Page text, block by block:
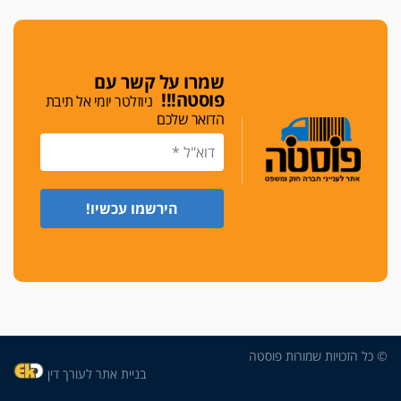
בימ"ש מחוזי: החלטת עמית בכר לדחות מינוי מנכ"ל
חדש ללשכה אינה סבירה
משפחה ופוליטיקה
עו"ד גלעד מנשה ויאיר בכורו חגגו בר מצווה, שרי
דורשים הגנה וביטחון"
שמרו על קשר עם
פוסטה!!! ניוזלטר יומי אל תיבת
הדואר שלכם
© כל הזכויות שמורות פוסטה
בניית אתר לעורך דין